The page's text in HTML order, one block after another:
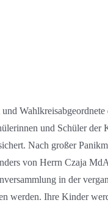
Wahlkreisabgeordnete
und Schüler der
Nach großer
von Herrn Czaja
in der
werden. Ihre Kinder